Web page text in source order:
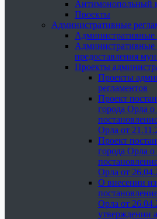
Антимонопольный
Проекты
Административные
Административные
Административные
предоставления
Проекты
Проекты
регламентов
Проект
города Орла
Орла от
Проект
города Орла
Орла от
О внесении
Орла от
утверждении